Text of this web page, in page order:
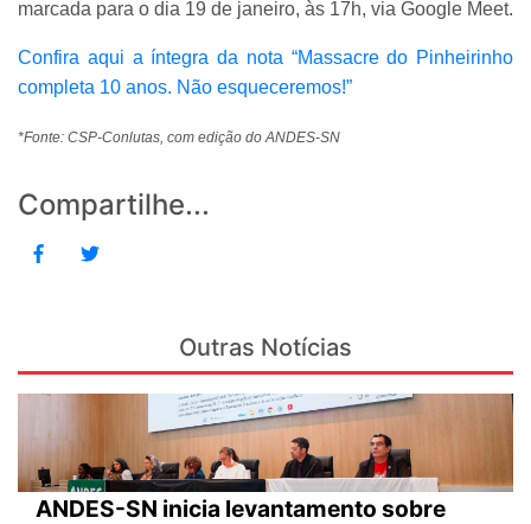
marcada para o dia 19 de janeiro, às 17h, via Google Meet.
Confira aqui a íntegra da nota “Massacre do Pinheirinho
completa 10 anos. Não esqueceremos!”
*Fonte: CSP-Conlutas, com edição do ANDES-SN
Compartilhe...
Outras Notícias
ANDES-SN inicia levantamento sobre